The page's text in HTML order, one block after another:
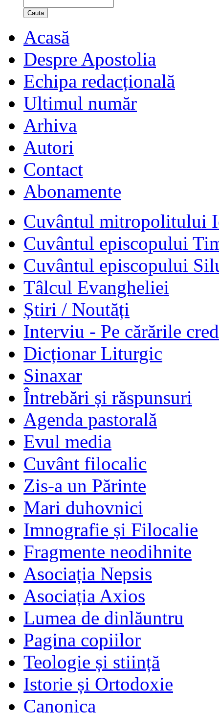
Cauta
Acasă
Despre Apostolia
Echipa redacțională
Ultimul număr
Arhiva
Autori
Contact
Abonamente
Cuvântul mitropolitului
Cuvântul episcopului
Cuvântul episcopului
Tâlcul Evangheliei
Știri / Noutăți
Interviu - Pe cărările
Dicționar Liturgic
Sinaxar
Întrebări și răspunsuri
Agenda pastorală
Evul media
Cuvânt filocalic
Zis-a un Părinte
Mari duhovnici
Imnografie și Filocalie
Fragmente neodihnite
Asociația Nepsis
Asociația Axios
Lumea de dinlăuntru
Pagina copiilor
Teologie și stiință
Istorie și Ortodoxie
Canonica